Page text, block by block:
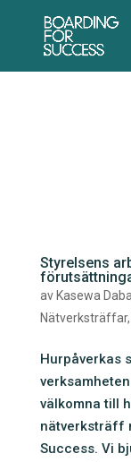
Styrelsens
av Kasewa
Nätverksträffar,
Hurpåverkas
välkomna till
nätverksträff
Success. Vi